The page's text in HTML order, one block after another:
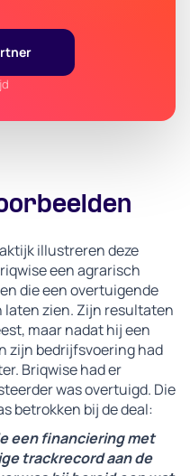
illustreren deze
een agrarisch
die een overtuigende
zien. Zijn resultaten
maar nadat hij een
zijn bedrijfsvoering had
Briqwise had er
was overtuigd. Die
betrokken bij de deal:
een financiering met
trackrecord aan de